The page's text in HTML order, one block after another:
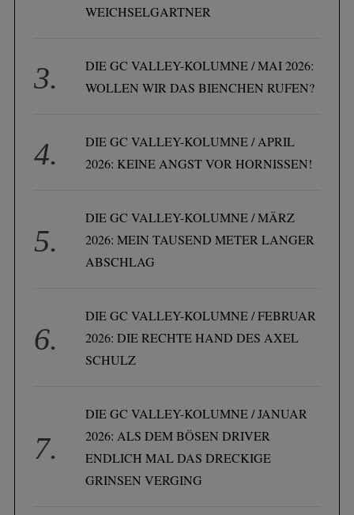
WEICHSELGARTNER
DIE GC VALLEY-KOLUMNE / MAI 2026:
WOLLEN WIR DAS BIENCHEN RUFEN?
DIE GC VALLEY-KOLUMNE / APRIL
2026: KEINE ANGST VOR HORNISSEN!
DIE GC VALLEY-KOLUMNE / MÄRZ
2026: MEIN TAUSEND METER LANGER
ABSCHLAG
DIE GC VALLEY-KOLUMNE / FEBRUAR
2026: DIE RECHTE HAND DES AXEL
SCHULZ
DIE GC VALLEY-KOLUMNE / JANUAR
2026: ALS DEM BÖSEN DRIVER
ENDLICH MAL DAS DRECKIGE
GRINSEN VERGING